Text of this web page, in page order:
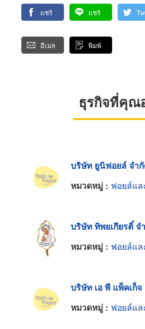
แชร์ แชร์
อีเมล พิมพ์
ธุรกิจที่คุณ
บริษัท ยูนิฟอยล์ จำ
หมวดหมู่ : ฟอยล์แ
บริษัท ทิพยเกียรติ์ จ
หมวดหมู่ : ฟอยล์แ
บริษัท เอ พี แพ็คเก็
หมวดหมู่ : ฟอยล์แ